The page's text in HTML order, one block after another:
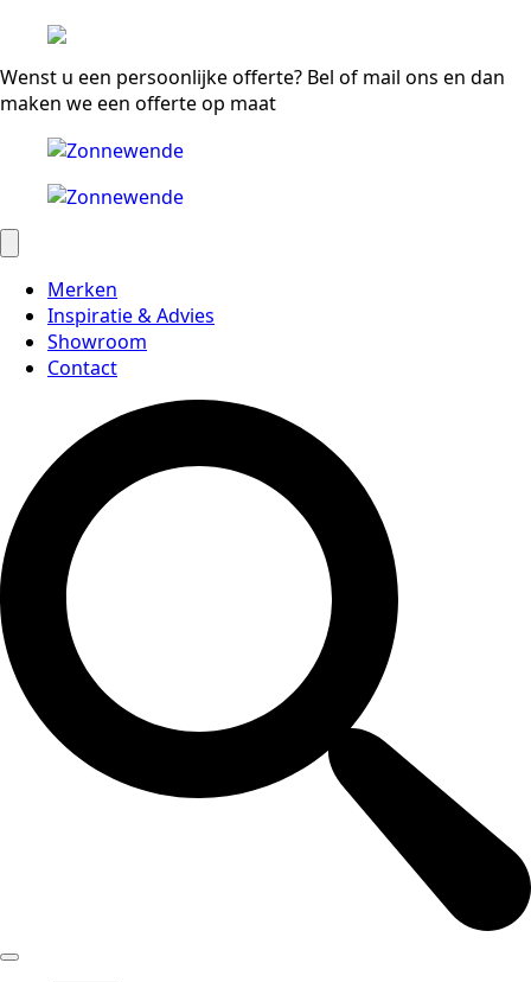
Wenst u een persoonlijke offerte? Bel of mail ons en dan
maken we een offerte op maat
Merken
Inspiratie & Advies
Showroom
Contact